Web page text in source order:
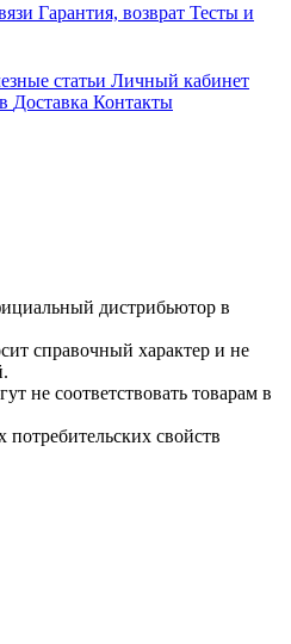
Гарантия, возврат Тесты и
статьи Личный кабинет
Доставка Контакты
дистрибьютор в
справочный характер и не
не соответствовать товарам в
свойств